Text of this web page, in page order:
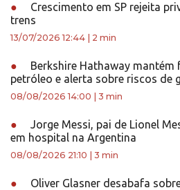
●
Crescimento em SP rejeita
trens
13/07/2026 12:44 2 min
●
Berkshire Hathaway
petróleo e alerta sobre riscos de
08/08/2026 14:00 3 min
●
Jorge Messi, pai de Lionel
em hospital na Argentina
08/08/2026 21:10 3 min
●
Oliver Glasner desabafa